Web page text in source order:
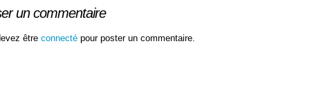
un commentaire
être connecté pour poster un commentaire.